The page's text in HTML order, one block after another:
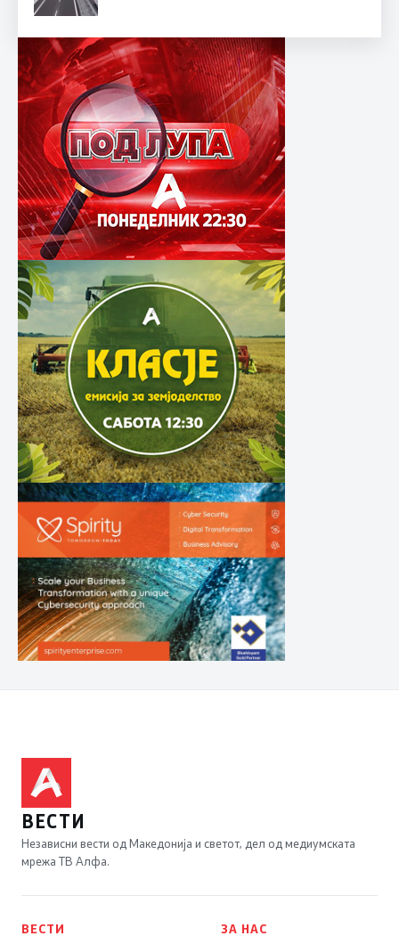
ВЕСТИ
Независни вести од Македонија и светот, дел од медиумската
мрежа ТВ Алфа.
ВЕСТИ ЗА НАС